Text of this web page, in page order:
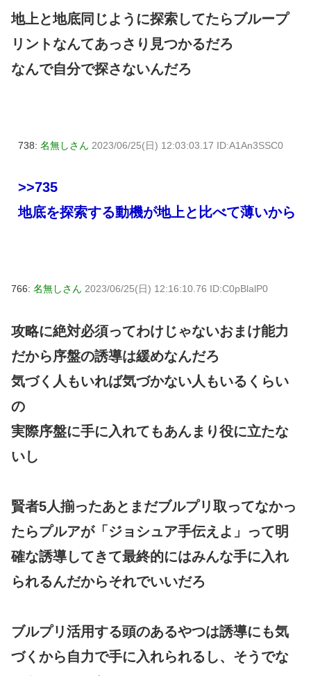
地上と地底同じように探索してたらブループ
リントなんてあっさり見つかるだろ
なんで自分で探さないんだろ
738: 名無しさん 2023/06/25(日) 12:03:03.17 ID:A1An3SSC0
>>735
地底を探索する動機が地上と比べて薄いから
766: 名無しさん 2023/06/25(日) 12:16:10.76 ID:C0pBlalP0
攻略に絶対必須ってわけじゃないおまけ能力
だから序盤の誘導は緩めなんだろ
気づく人もいれば気づかない人もいるくらい
の
実際序盤に手に入れてもあんまり役に立たな
いし
賢者5人揃ったあとまだブルプリ取ってなかっ
たらプルアが「ジョシュア手伝えよ」って明
確な誘導してきて最終的にはみんな手に入れ
られるんだからそれでいいだろ
ブルプリ活用する頭のあるやつは誘導にも気
づくから自力で手に入れられるし、そうでな